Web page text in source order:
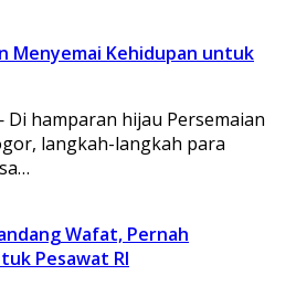
Menyemai Kehidupan untuk
hamparan hijau Persemaian
langkah-langkah para
Wafat, Pernah
Pesawat RI